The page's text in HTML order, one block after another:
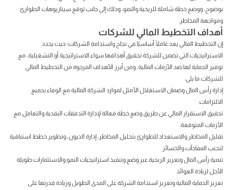
بوضوح، ووضع خطة شاملة للربحية والنمو، وذلك إلى جانب توقع سيناريوهات الطوارئ
ومواجهة المخاطر.
أهداف التخطيط المالي للشركات
إن التخطيط المالي يعد عاملًا أساسيًا في نجاح واستدامة الشركات؛ حيث يحدد
الاستراتيجيات التي تضمن للشركة تحقيق أهدافها سواء الاستراتيجية أو التشغيلية، مع
توفير الحماية لها ضد الأزمات المالية، ومن أبرز الأهداف المرجوة من التخطيط المالي
للشركات ما يلي:
إدارة رأس المال وضمان الاستغلال الأمثل لموارد الشركة المالية مع الوفاء بجميع
الالتزامات.
تحقيق الاستقرار المالي عن طريق وضع خطة فعالة لإدارة التدفقات النقدية والتعامل مع
الأزمات المتوقعة.
تقليل المخاطر والاستعداد للطوارئ بتحليل المخاطر، إدارة الديون، وتطوير خطط استباقية
لتجنب المفاجآت والخسائر.
تنمية رأس المال وتعزيز الربحية عبر وضع وتنفيذ استراتيجيات النمو والاستثمارات طويلة
الأجل لزيادة العوائد
تعزيز الحماية المالية وتعزيز استدامة الشركة على المدى الطويل وزيادة قدرتها على